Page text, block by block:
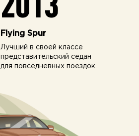
Flying Spur
Лучший в своей классе
представительский седан
для повседневных поездок.